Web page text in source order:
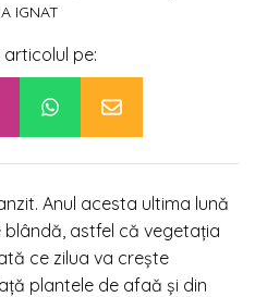
IGNAT
articolul pe:
Anul acesta ultima lună
astfel că vegetația
ce zilua va crește
plantele de afaă și din